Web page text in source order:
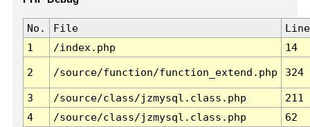
No. File
Line
1
/index.php 14
2 /source/function/function_extend.php 324
3 /source/class/jzmysql.class.php
211
4
/source/class/jzmysql.class.php
62